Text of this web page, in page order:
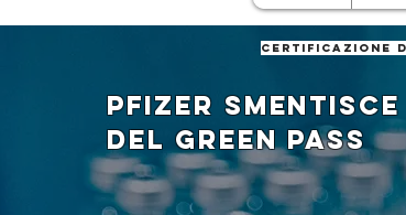
certificazione
Pfizer
del green pass